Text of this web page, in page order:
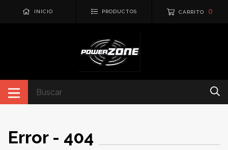
INICIO PRODUCTOS CARRITO 0
Error - 404